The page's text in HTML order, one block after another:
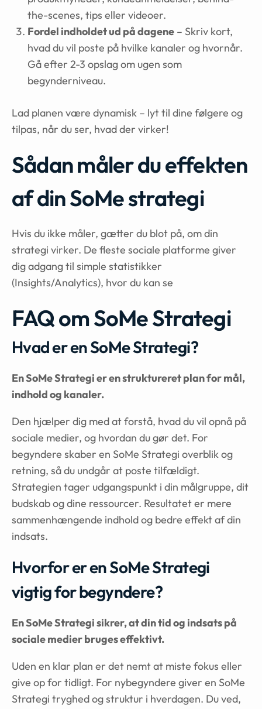
the-scenes, tips eller videoer.
Fordel indholdet ud på dagene – Skriv kort,
hvad du vil poste på hvilke kanaler og hvornår.
Gå efter 2-3 opslag om ugen som
begynderniveau.
Lad planen være dynamisk – lyt til dine følgere og
tilpas, når du ser, hvad der virker!
Sådan måler du effekten
af din SoMe strategi
Hvis du ikke måler, gætter du blot på, om din
strategi virker. De fleste sociale platforme giver
dig adgang til simple statistikker
(Insights/Analytics), hvor du kan se
FAQ om SoMe Strategi
Hvad er en SoMe Strategi?
En SoMe Strategi er en struktureret plan for mål,
indhold og kanaler.
Den hjælper dig med at forstå, hvad du vil opnå på
sociale medier, og hvordan du gør det. For
begyndere skaber en SoMe Strategi overblik og
retning, så du undgår at poste tilfældigt.
Strategien tager udgangspunkt i din målgruppe, dit
budskab og dine ressourcer. Resultatet er mere
sammenhængende indhold og bedre effekt af din
indsats.
Hvorfor er en SoMe Strategi
vigtig for begyndere?
En SoMe Strategi sikrer, at din tid og indsats på
sociale medier bruges effektivt.
Uden en klar plan er det nemt at miste fokus eller
give op for tidligt. For nybegyndere giver en SoMe
Strategi tryghed og struktur i hverdagen. Du ved,